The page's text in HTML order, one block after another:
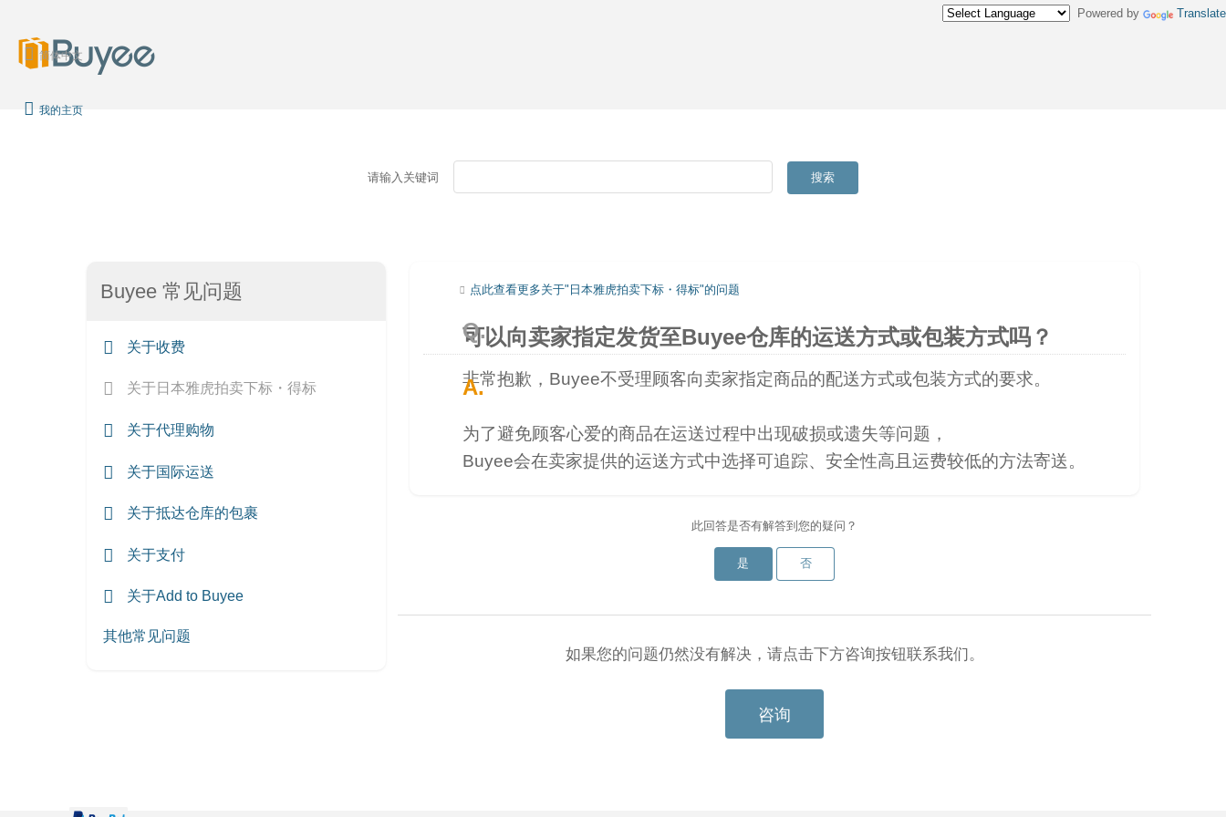
Powered by Translate
简体中文
我的主页
请输入关键词 搜索
Buyee 常见问题
关于收费
关于日本雅虎拍卖下标・得标
关于代理购物
关于国际运送
关于抵达仓库的包裹
关于支付
关于Add to Buyee
其他常见问题
点此查看更多关于"日本雅虎拍卖下标・得标"的问题
可以向卖家指定发货至Buyee仓库的运送方式或包装方式吗？
非常抱歉，Buyee不受理顾客向卖家指定商品的配送方式或包装方式的要求。
为了避免顾客心爱的商品在运送过程中出现破损或遗失等问题，
Buyee会在卖家提供的运送方式中选择可追踪、安全性高且运费较低的方法寄送。
此回答是否有解答到您的疑问？
是 否
如果您的问题仍然没有解决，请点击下方咨询按钮联系我们。
咨询